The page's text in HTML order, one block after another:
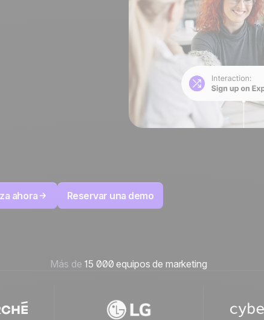
100% hecho y alojado
en Europa
ahora Reservar una demo
Más de 15 000 equipos de marketing